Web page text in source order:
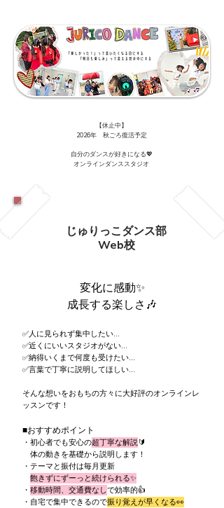
【休止中】
​2026年 秋ごろ復活予定
自分のダンスが好きになる💖
オンラインダンススタジオ
じゅりっこダンス部
​Web校
変化に感動✨
​成長する楽しさ🎶
✅人に見られず集中したい...
✅近くにいいスタジオがない...
✅納得いくまで何度も受けたい...
✅言葉で丁寧に説明してほしい...
そんな想いをおもちの方々に大好評のオンラインレ
ッスンです！
■おすすめポイント
・初心者でも安心の超丁寧な解説🔰
体の動きを基礎から説明します！
・テーマと振付は毎月更新
飽きずにずーっと続けられる✨
・ 移動時間、交通費なしで効率的👍
・自宅で集中できるので振り覚えが早くなる👀